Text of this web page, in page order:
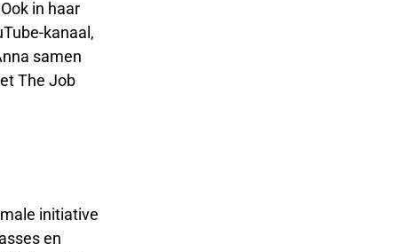
in haar
kanaal,
samen
The Job
initiative
en